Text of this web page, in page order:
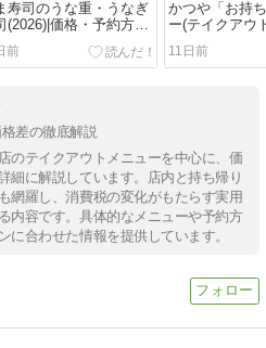
寿司のうな重・うなぎ
(2026)|価格・予約方法
用の丑の日】
前
かつや「お持
ー(テイクアウ
年7月27日メ
11日前
差の徹底解説
のテイクアウトメニューを中心に、価
細に解説しています。店内と持ち帰り
網羅し、消費税の変化がもたらす実用
内容です。具体的なメニューや予約方
合わせた情報を提供しています。